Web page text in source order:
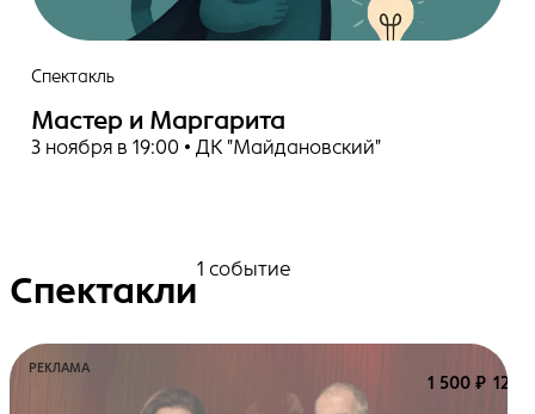
Спектакль
Мастер и Маргарита
3 ноября в 19:00 • ДК "Майдановский"
Спектакли
1 событие
РЕКЛАМА
1 500 ₽ 12+